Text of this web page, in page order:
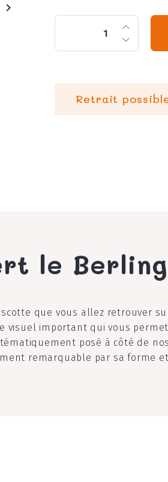

Retrait
le
que vous allez retrouver
visuel important qui vous
posé à côté de
remarquable par sa forme